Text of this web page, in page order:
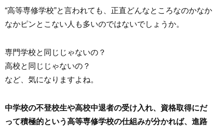
“高等専修学校”と言われても、正直どんなところなのかなか
なかピンとこない人も多いのではないでしょうか。
専門学校と同じじゃないの？
高校と同じじゃないの？
など、気になりますよね。
中学校の不登校生や高校中退者の受け入れ、資格取得にだ
って積極的という高等専修学校の仕組みが分かれば、進路